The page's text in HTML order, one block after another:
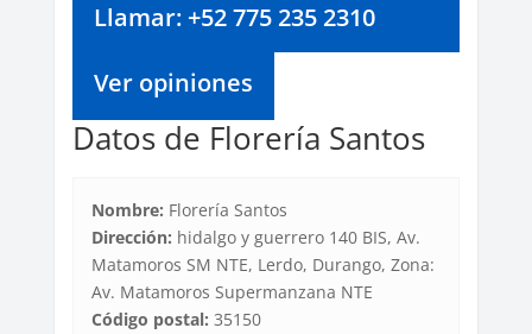
Llamar: +52 775 235 2310
Ver opiniones
Datos de Florería Santos
Nombre: Florería Santos
Dirección: hidalgo y guerrero 140 BIS, Av.
Matamoros SM NTE, Lerdo, Durango, Zona:
Av. Matamoros Supermanzana NTE
Código postal: 35150